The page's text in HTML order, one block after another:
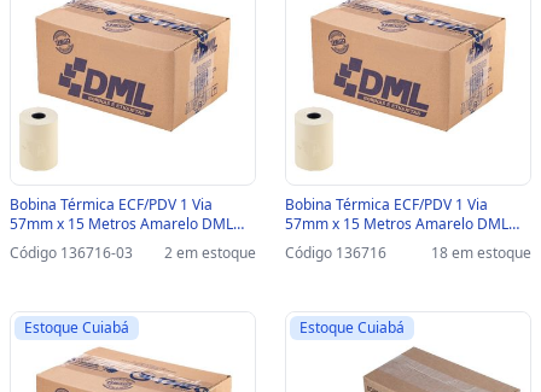
Bobina Térmica ECF/PDV 1 Via
57mm x 15 Metros Amarelo DML
Thega - Caixa com 54 Unidades -
07A1L00A-SINOP-03 - 07A1L00A
Código 136716-03 2 em estoque
Bobina Térmica ECF/PDV 1 Via
57mm x 15 Metros Amarelo DML
Thega - Caixa com 54 Unidades -
07A1L00A - 07A1L00A
Código 136716 18 em estoque
Estoque Cuiabá Estoque Cuiabá